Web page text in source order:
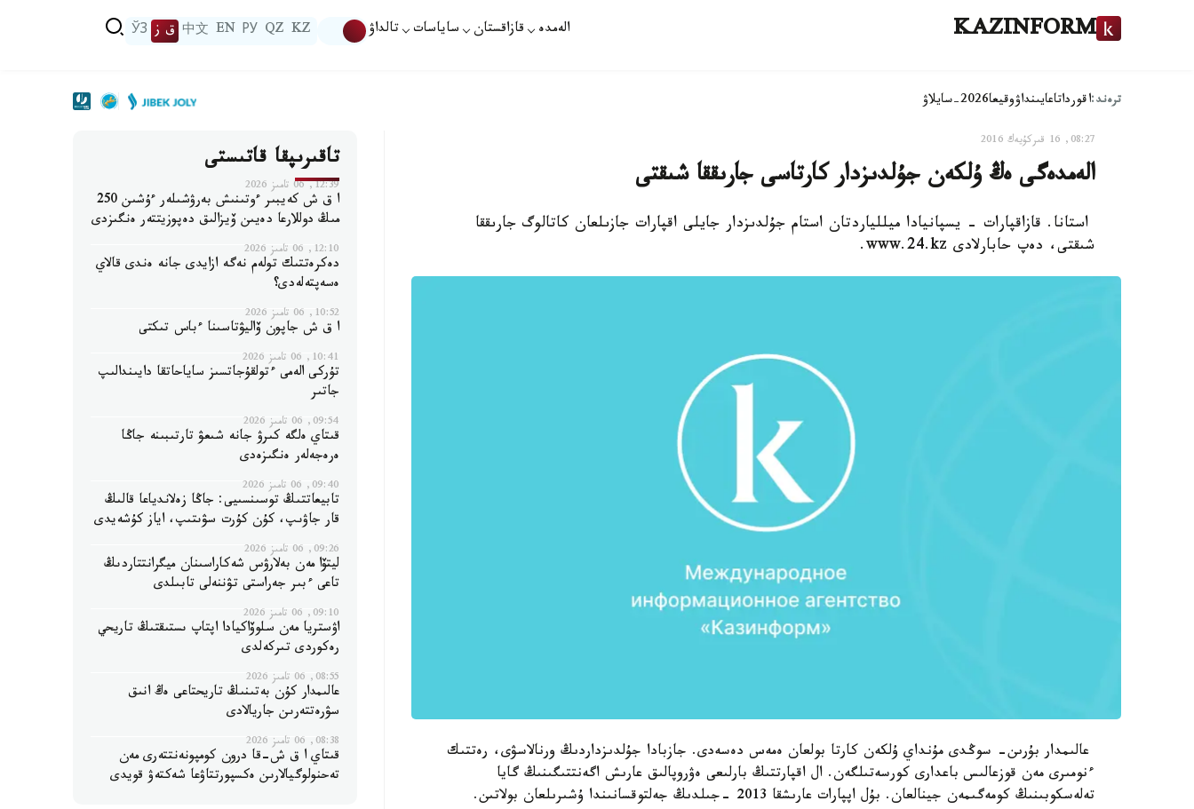
KAZINFORM الەمدە قازاقستان ساياسات تالداۋ KZ
QZ
РУ
EN
中文 ق ز ЎЗ
ترەند:اقورداتاعايىنداۋوقيعا2026-سايلاۋ
08:27, 16 قىركۇيەك 2016
الەمدەگى ەڭ ۇلكەن جۇلدىزدار كارتاسى جارىققا شىقتى
استانا. قازاقپارات - يسپانيادا ميللياردتان استام جۇلدىزدار جايلى اقپارات جازىلعان كاتالوگ جارىققا
شىقتى، دەپ حابارلادى www.24.kz.
عالىمدار بۇرىن- سوڭدى مۇنداي ۇلكەن كارتا بولعان ەمەس دەسەدى. جازبادا جۇلدىزداردىڭ ورنالاسۋى، رەتتىك
ءنومىرى مەن قوزعالىس باعدارى كورسەتىلگەن. ال اقپارتتىڭ بارلىعى ەۋروپالىق عارىش اگەنتتىگىنىڭ گايا
تەلەسكوبىنىڭ كومەگىمەن جينالعان. بۇل اپپارات عارىشقا 2013 -جىلدىڭ جەلتوقسانىندا ۇشىرىلعان بولاتىن.
تاقىرىپقا قاتىستى
12:39, 06 تامىز 2026
ا ق ش كەيبىر ءوتىنىش بەرۋشىلەر ءۇشىن 250
مىڭ دوللارعا دەيىن ۆيزالىق دەپوزيتتەر ەنگىزدى
12:10, 06 تامىز 2026
دەكرەتتىك تولەم نەگە ازايدى جانە ەندى قالاي
ەسەپتەلەدى؟
10:52, 06 تامىز 2026
ا ق ش جاپون ۆاليۋتاسىنا ءباس تىكتى
10:41, 06 تامىز 2026
تۇركى الەمى ءتولقۇجاتسىز ساياحاتقا دايىندالىپ
جاتىر
09:54, 06 تامىز 2026
قىتاي ەلگە كىرۋ جانە شىعۋ تارتىبىنە جاڭا
ەرەجەلەر ەنگىزەدى
09:40, 06 تامىز 2026
تابيعاتتىڭ توسىنسىيى: جاڭا زەلاندياعا قالىڭ
قار جاۋىپ، كۇن كۇرت سۋىتىپ، اياز كۇشەيدى
09:26, 06 تامىز 2026
ليتۆا مەن بەلارۋس شەكاراسىنان ميگرانتتاردىڭ
تاعى ءبىر جەراستى تۋننەلى تابىلدى
09:10, 06 تامىز 2026
اۋستريا مەن سلوۆاكيادا اپتاپ ىستىقتىڭ تاريحي
رەكوردى تىركەلدى
08:55, 06 تامىز 2026
عالىمدار كۇن بەتىنىڭ تاريحتاعى ەڭ انىق
سۋرەتتەرىن جاريالادى
08:38, 06 تامىز 2026
قىتاي ا ق ش-قا درون كومپونەنتتەرى مەن
تەحنولوگيالارىن ەكسپورتتاۋعا شەكتەۋ قويدى